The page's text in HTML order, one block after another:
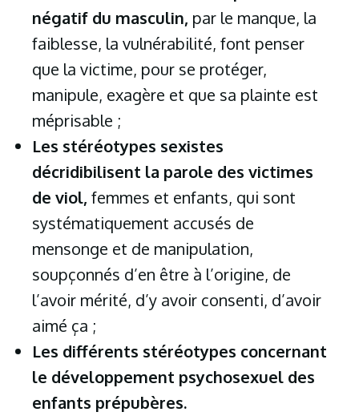
négatif du masculin, par le manque, la
faiblesse, la vulnérabilité, font penser
que la victime, pour se protéger,
manipule, exagère et que sa plainte est
méprisable ;
Les stéréotypes sexistes
décridibilisent la parole des victimes
de viol, femmes et enfants, qui sont
systématiquement accusés de
mensonge et de manipulation,
soupçonnés d’en être à l’origine, de
l’avoir mérité, d’y avoir consenti, d’avoir
aimé ça ;
Les différents stéréotypes concernant
le développement psychosexuel des
enfants prépubères.